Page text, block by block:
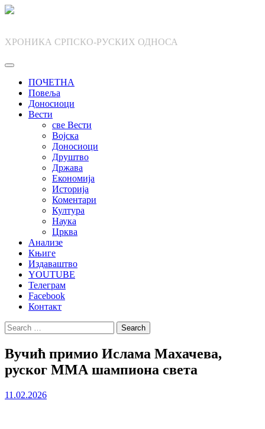
Skip
ХРОНИКА СРПСКО-РУСКИХ ОДНОСА
ПОЧЕТНА
Повеља
Доносиоци
Вести
све Вести
Војска
Доносиоци
Друштво
Држава
Економија
Историја
Коментари
Култура
Наука
Црква
Анализе
Књиге
Издаваштво
YOUTUBE
Телеграм
Facebook
Контакт
Search
for:
Вучић примио Ислама Махачева,
руског ММА шампиона света
11.02.2026